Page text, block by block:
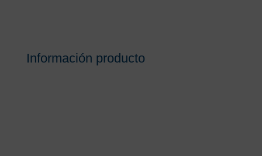
Información producto